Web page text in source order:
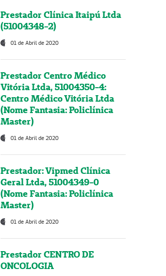
Prestador Clínica Itaipú Ltda
(51004348-2)
01 de Abril de 2020
Prestador Centro Médico
Vitória Ltda, 51004350-4:
Centro Médico Vitória Ltda
(Nome Fantasia: Policlínica
Master)
01 de Abril de 2020
Prestador: Vipmed Clínica
Geral Ltda, 51004349-0
(Nome Fantasia: Policlínica
Master)
01 de Abril de 2020
Prestador CENTRO DE
ONCOLOGIA